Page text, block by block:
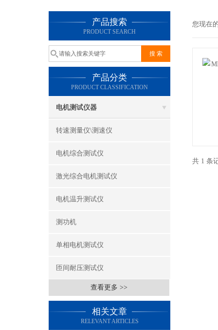
产品搜索
PRODUCT SEARCH
产品分类
PRODUCT CLASSIFICATION
电机测试仪器
转速测量仪\测速仪
电机综合测试仪
激光综合电机测试仪
电机温升测试仪
测功机
单相电机测试仪
匝间耐压测试仪
查看更多 >>
相关文章
RELEVANT ARTICLES
您现在
共 1 条